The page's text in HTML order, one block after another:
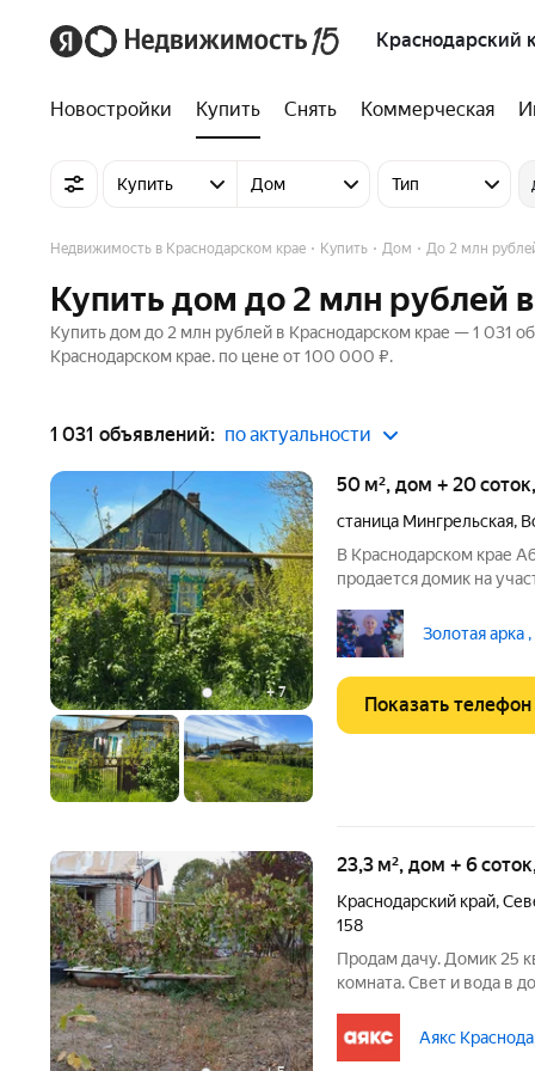
Краснодарский
Новостройки Купить Снять Коммерческая
Купить Дом Тип
Недвижимость в Краснодарском крае Купить Дом До 2 млн
Купить дом до 2 млн рублей
Купить дом до 2 млн рублей в Краснодарском крае — 1 031
Краснодарском крае. по цене от 100 000 ₽.
1 031 объявлений: по актуальности
+7
50 м², дом + 20
станица Мингрельская,
В Краснодарском крае
продается домик на
Удачное местоЗолотая арка
Показать телефон
23,3 м², дом + 6
Краснодарский край,
158
Прoдaм дaчу. Домик 25
комната. Свет и вода в
капитaльнaя беседкa ,
Аякс